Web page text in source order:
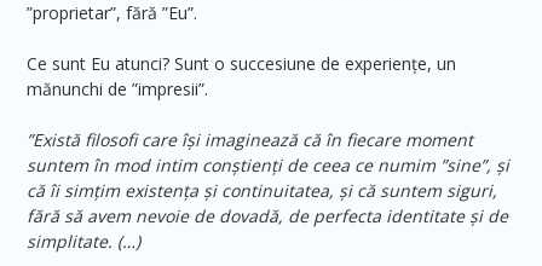
”proprietar”, fără ”Eu”.
Ce sunt Eu atunci? Sunt o succesiune de experiențe, un
mănunchi de ”impresii”.
”Există filosofi care își imaginează că în fiecare moment
suntem în mod intim conștienți de ceea ce numim ”sine”, și
că îi simțim existența și continuitatea, și că suntem siguri,
fără să avem nevoie de dovadă, de perfecta identitate și de
simplitate. (…)